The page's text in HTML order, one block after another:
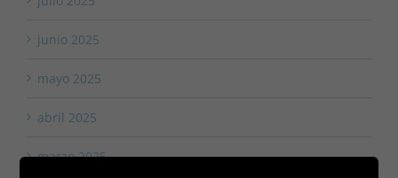
junio 2025
mayo 2025
abril 2025
marzo 2025